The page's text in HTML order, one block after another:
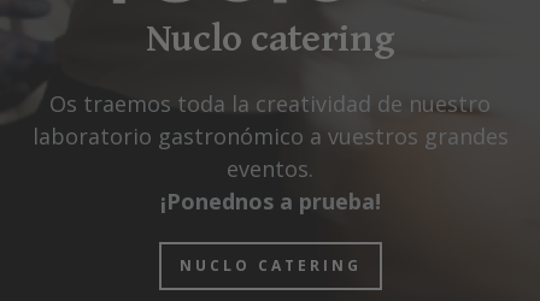
Nuclo catering
Os traemos toda la creatividad de nuestro
laboratorio gastronómico a vuestros grandes
eventos.
¡Ponednos a prueba!
NUCLO CATERING